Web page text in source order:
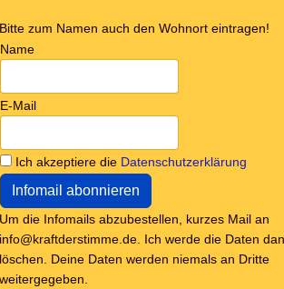
Bitte zum Namen auch den Wohnort eintragen!
Name
E-Mail
Ich akzeptiere die Datenschutzerklärung
Um die Infomails abzubestellen, kurzes Mail an
info@kraftderstimme.de. Ich werde die Daten
löschen. Deine Daten werden niemals an Dritte
weitergegeben.